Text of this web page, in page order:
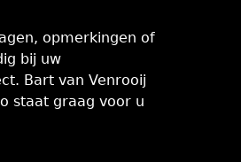
opmerkingen of
bij uw
Bart van Venrooij
staat graag voor u